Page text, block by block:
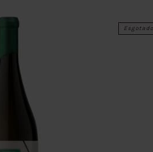
Esgotado